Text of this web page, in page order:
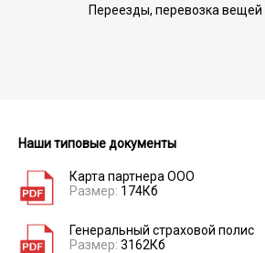
Переезды, перевозка
Наши типовые документы
Карта партнера ООО
Размер: 174Кб
Генеральный страховой полис
Размер: 3162Кб